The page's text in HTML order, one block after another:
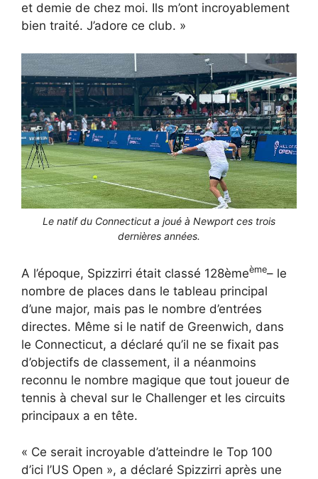
et demie de chez moi. Ils m’ont incroyablement
bien traité. J’adore ce club. »
Le natif du Connecticut a joué à Newport ces trois
dernières années.
A l’époque, Spizzirri était classé 128èmeème– le
nombre de places dans le tableau principal
d’une major, mais pas le nombre d’entrées
directes. Même si le natif de Greenwich, dans
le Connecticut, a déclaré qu’il ne se fixait pas
d’objectifs de classement, il a néanmoins
reconnu le nombre magique que tout joueur de
tennis à cheval sur le Challenger et les circuits
principaux a en tête.
« Ce serait incroyable d’atteindre le Top 100
d’ici l’US Open », a déclaré Spizzirri après une